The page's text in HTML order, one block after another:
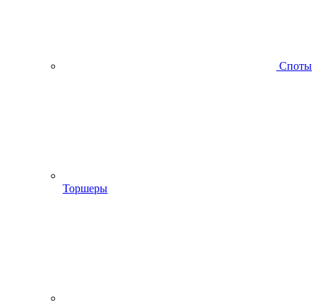
Споты
Торшеры